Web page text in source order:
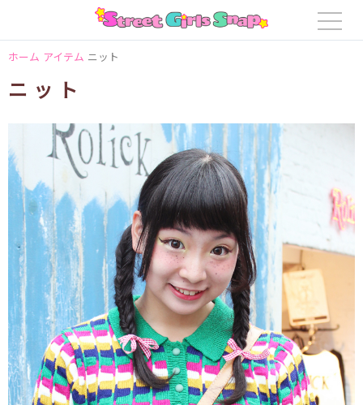
ホーム アイテム ニット
ニット